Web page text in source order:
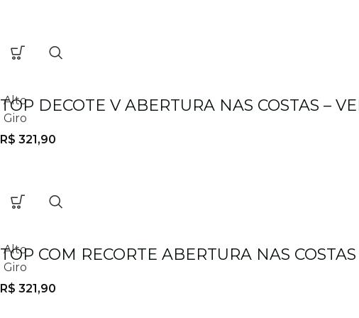
Alto
Giro
TOP DECOTE V ABERTURA NAS COSTAS –
R$ 321,90
Alto
Giro
TOP COM RECORTE ABERTURA NAS
R$ 321,90